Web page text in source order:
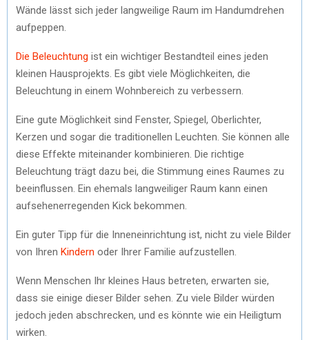
Wände lässt sich jeder langweilige Raum im Handumdrehen
aufpeppen.
Die Beleuchtung ist ein wichtiger Bestandteil eines jeden
kleinen Hausprojekts. Es gibt viele Möglichkeiten, die
Beleuchtung in einem Wohnbereich zu verbessern.
Eine gute Möglichkeit sind Fenster, Spiegel, Oberlichter,
Kerzen und sogar die traditionellen Leuchten. Sie können alle
diese Effekte miteinander kombinieren. Die richtige
Beleuchtung trägt dazu bei, die Stimmung eines Raumes zu
beeinflussen. Ein ehemals langweiliger Raum kann einen
aufsehenerregenden Kick bekommen.
Ein guter Tipp für die Inneneinrichtung ist, nicht zu viele Bilder
von Ihren Kindern oder Ihrer Familie aufzustellen.
Wenn Menschen Ihr kleines Haus betreten, erwarten sie,
dass sie einige dieser Bilder sehen. Zu viele Bilder würden
jedoch jeden abschrecken, und es könnte wie ein Heiligtum
wirken.